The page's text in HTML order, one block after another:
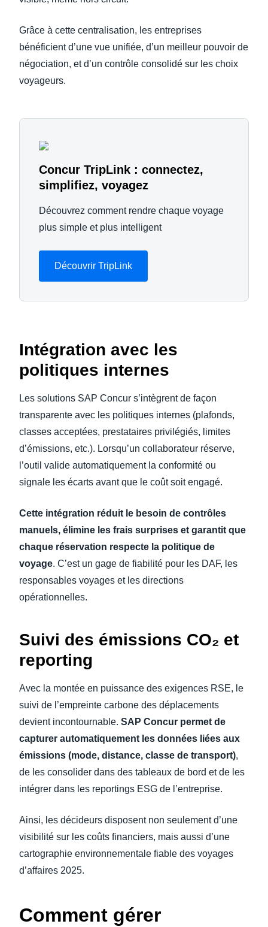
Grâce à cette centralisation, les entreprises
bénéficient d’une vue unifiée, d’un meilleur pouvoir de
négociation, et d’un contrôle consolidé sur les choix
voyageurs.
Concur TripLink : connectez,
simplifiez, voyagez
Découvrez comment rendre chaque voyage
plus simple et plus intelligent
Découvrir TripLink
Intégration avec les
politiques internes
Les solutions SAP Concur s’intègrent de façon
transparente avec les politiques internes (plafonds,
classes acceptées, prestataires privilégiés, limites
d’émissions, etc.). Lorsqu’un collaborateur réserve,
l’outil valide automatiquement la conformité ou
signale les écarts avant que le coût soit engagé.
Cette intégration réduit le besoin de contrôles
manuels, élimine les frais surprises et garantit que
chaque réservation respecte la politique de
voyage. C’est un gage de fiabilité pour les DAF, les
responsables voyages et les directions
opérationnelles.
Suivi des émissions CO₂ et
reporting
Avec la montée en puissance des exigences RSE, le
suivi de l’empreinte carbone des déplacements
devient incontournable. SAP Concur permet de
capturer automatiquement les données liées aux
émissions (mode, distance, classe de transport),
de les consolider dans des tableaux de bord et de les
intégrer dans les reportings ESG de l’entreprise.
Ainsi, les décideurs disposent non seulement d’une
visibilité sur les coûts financiers, mais aussi d’une
cartographie environnementale fiable des voyages
d’affaires 2025.
Comment gérer